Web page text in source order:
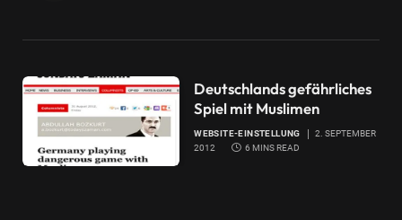
Deutschlands gefährliches
Spiel mit Muslimen
WEBSITE-EINSTELLUNG
2. SEPTEMBER
2012
6 MINS READ